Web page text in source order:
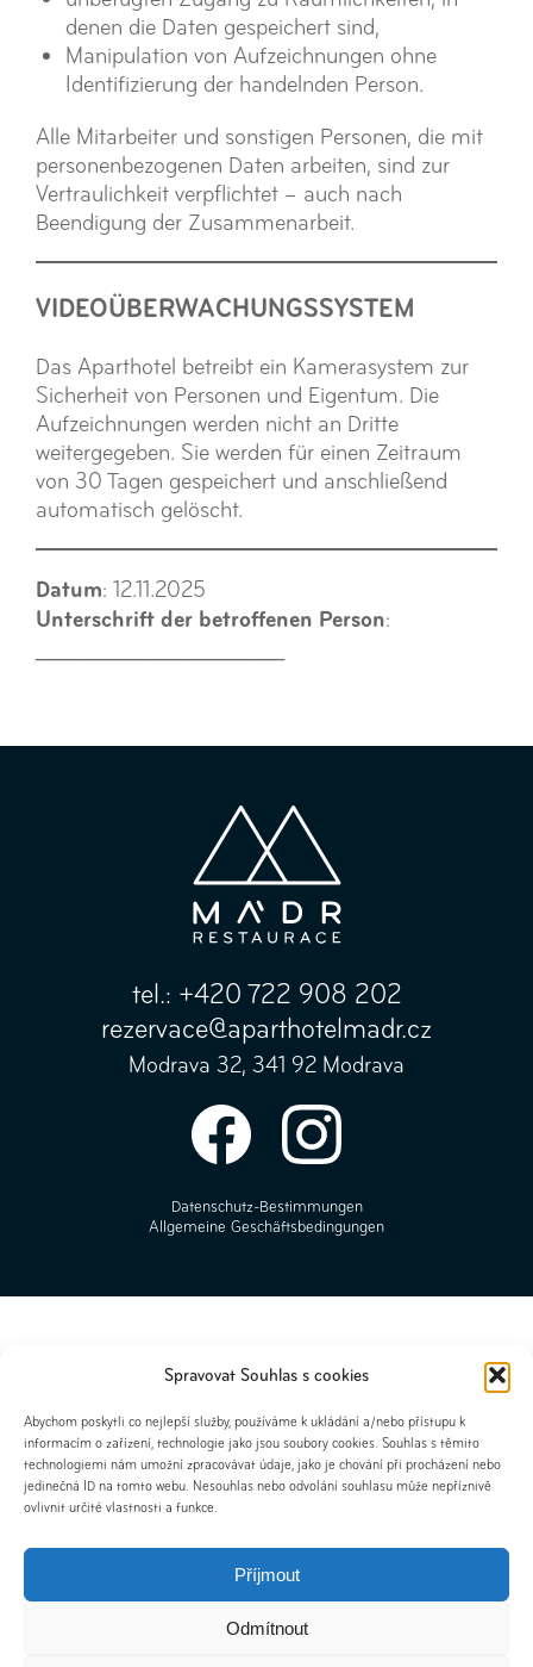
Spravovat Souhlas s cookies
Abychom poskytli co nejlepší služby, používáme k ukládání a/nebo přístupu k
informacím o zařízení, technologie jako jsou soubory cookies. Souhlas s těmito
technologiemi nám umožní zpracovávat údaje, jako je chování při procházení nebo
jedinečná ID na tomto webu. Nesouhlas nebo odvolání souhlasu může nepříznivě
ovlivnit určité vlastnosti a funkce.
Příjmout
Odmítnout
denen die Daten gespeichert sind,
Manipulation von Aufzeichnungen ohne
Identifizierung der handelnden Person.
Alle Mitarbeiter und sonstigen Personen, die mit
personenbezogenen Daten arbeiten, sind zur
Vertraulichkeit verpflichtet – auch nach
Beendigung der Zusammenarbeit.
VIDEOÜBERWACHUNGSSYSTEM
Das Aparthotel betreibt ein Kamerasystem zur
Sicherheit von Personen und Eigentum. Die
Aufzeichnungen werden nicht an Dritte
weitergegeben. Sie werden für einen Zeitraum
von 30 Tagen gespeichert und anschließend
automatisch gelöscht.
Datum: 12.11.2025
Unterschrift der betroffenen Person:
tel.: +420 722 908 202
rezervace@aparthotelmadr.cz
Modrava 32, 341 92 Modrava
Datenschutz-Bestimmungen
Allgemeine Geschäftsbedingungen